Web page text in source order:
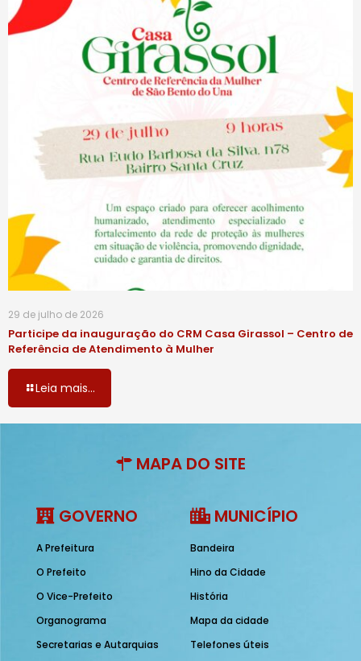
29 de julho de 2026
Participe da inauguração do CRM Casa Girassol – Centro de
Referência de Atendimento à Mulher
Leia mais...
MAPA DO SITE
GOVERNO
A Prefeitura
O Prefeito
O Vice-Prefeito
Organograma
Secretarias e Autarquias
MUNICÍPIO
Bandeira
Hino da Cidade
História
Mapa da cidade
Telefones úteis